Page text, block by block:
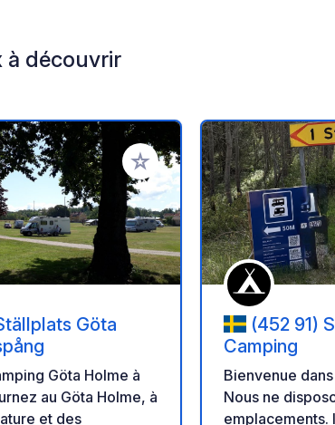
à découvrir
Ajouter à vos favoris
Göta
Göta Holme à
et des
(452 91)
Camping
Bienvenue
Nous ne
emplacements.